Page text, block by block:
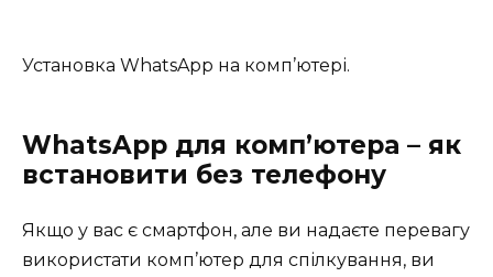
Установка WhatsApp на комп’ютері.
WhatsApp для комп’ютера – як
встановити без телефону
Якщо у вас є смартфон, але ви надаєте перевагу
використати комп’ютер для спілкування, ви